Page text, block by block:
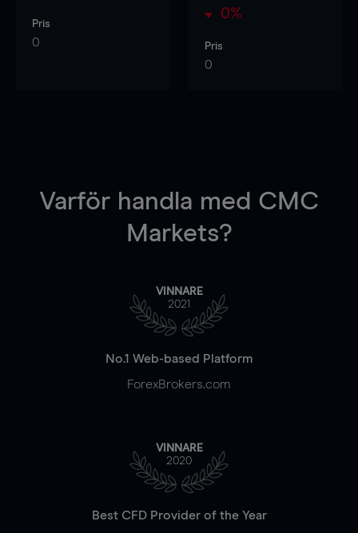
Pris
0
0%
Pris
0
Varför handla med CMC
Markets?
VINNARE
2021
No.1 Web-based Platform
ForexBrokers.com
VINNARE
2020
Best CFD Provider of the Year